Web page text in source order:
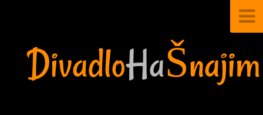
DivadloHaŠnajim